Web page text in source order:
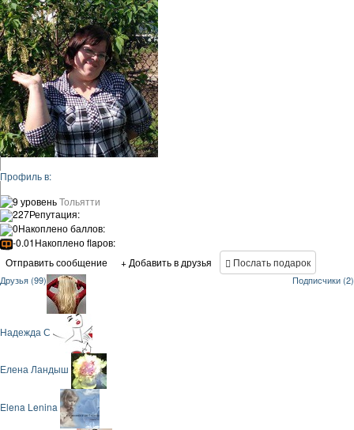
Профиль в:
9 уровеньТольятти
227Репутация:
0Накоплено баллов:
-0.01Накоплено flapов:
Отправить сообщение
+ Добавить в друзья Послать подарок
Друзья (99) Подписчики (2)
Надежда С
Елена Ландыш
Elena Lenina